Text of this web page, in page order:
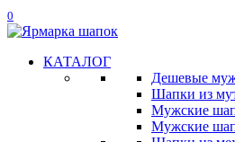
0
КАТАЛОГ
Дешевые
Шапки из
Мужские
Мужские